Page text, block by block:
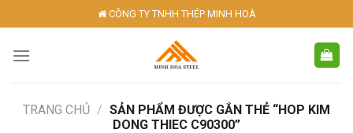
to
content
CÔNG TY TNHH THÉP MINH HOÀ
TRANG CHỦ / SẢN PHẨM ĐƯỢC GẮN THẺ “HOP KIM
DONG THIEC C90300”